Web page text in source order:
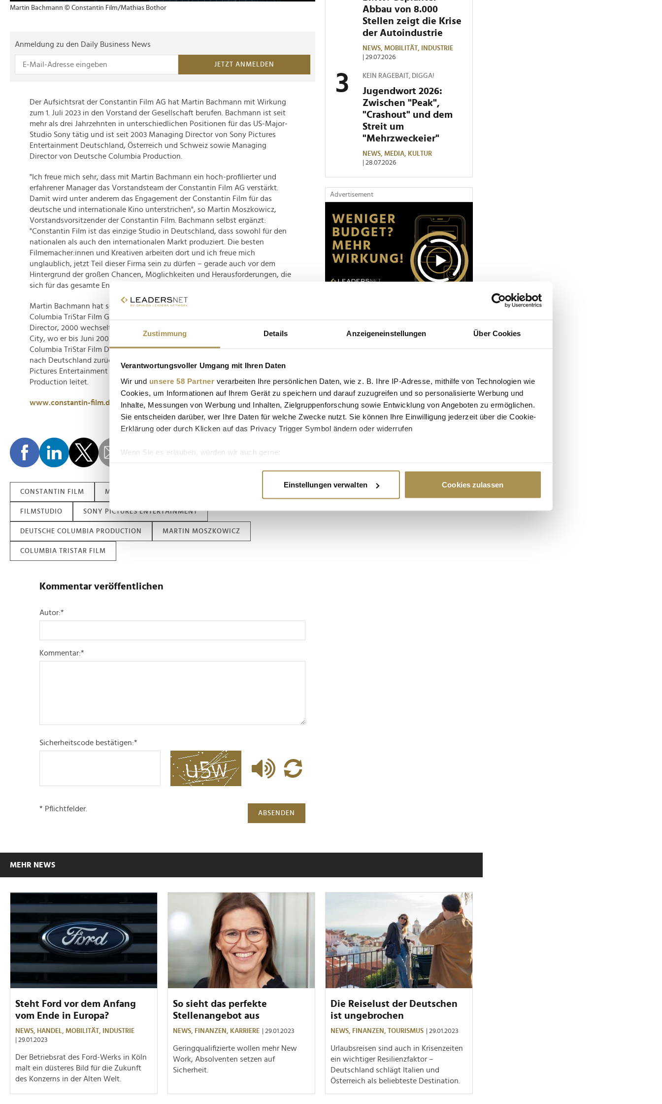
Zustimmung Details Anzeigeneinstellungen Über Cookies
Verantwortungsvoller Umgang mit Ihren Daten
Wir und unsere 58 Partner verarbeiten Ihre persönlichen Daten, wie z. B. Ihre IP-Adresse, mithilfe von Technologien wie
Cookies, um Informationen auf Ihrem Gerät zu speichern und darauf zuzugreifen und so personalisierte Werbung und
Inhalte, Messungen von Werbung und Inhalten, Zielgruppenforschung sowie Entwicklung von Angeboten zu ermöglichen.
Sie entscheiden darüber, wer Ihre Daten für welche Zwecke nutzt. Sie können Ihre Einwilligung jederzeit über die Cookie-
Erklärung oder durch Klicken auf das Privacy Trigger Symbol ändern oder widerrufen
Wenn Sie es erlauben, würden wir auch gerne:
Erfahren Sie mehr darüber, wie Ihre persönlichen Daten verarbeitet werden, und legen Sie Ihre Präferenzen im
Wir verwenden Cookies, um Inhalte und Anzeigen zu personalisieren, Funktionen für soziale Medien anbieten zu können
Einstellungen verwalten Cookies zulassen
Martin Bachmann © Constantin Film/Mathias Bothor
Anmeldung zu den Daily Business News
JETZT ANMELDEN
Der Aufsichtsrat der Constantin Film AG hat Martin Bachmann mit Wirkung
zum 1. Juli 2023 in den Vorstand der Gesellschaft berufen. Bachmann ist seit
mehr als drei Jahrzehnten in unterschiedlichen Positionen für das US-Major-
Studio Sony tätig und ist seit 2003 Managing Director von Sony Pictures
Entertainment Deutschland, Österreich und Schweiz sowie Managing
Director von Deutsche Columbia Production.
"Ich freue mich sehr, dass mit Martin Bachmann ein hoch-profilierter und
erfahrener Manager das Vorstandsteam der Constantin Film AG verstärkt.
Damit wird unter anderem das Engagement der Constantin Film für das
deutsche und internationale Kino unterstrichen", so Martin Moszkowicz,
Vorstandsvorsitzender der Constantin Film. Bachmann selbst ergänzt:
"Constantin Film ist das einzige Studio in Deutschland, dass sowohl für den
nationalen als auch den internationalen Markt produziert. Die besten
Filmemacher:innen und Kreativen arbeiten dort und ich freue mich
unglaublich, jetzt Teil dieser Firma sein zu dürfen – gerade auch vor dem
Hintergrund der großen Chancen, Möglichkeiten und Herausforderungen, die
sich für das gesamte Entertainment-Business ergeben."
Martin Bachmann hat seine berufliche Laufbahn nach dem Jurastudium bei
Columbia TriStar Film GmbH begonnen. Von 1993 bis 1999 war er Marketing
Director, 2000 wechselte er in das Hauptquartier des US-Studios in Culver
City, wo er bis Juni 2003 Senior Vice President, International Marketing, bei
Columbia TriStar Film Distributors International war. Im Anschluss kehrte er
nach Deutschland zurück, wo er seither als Managing Director die Sony
Pictures Entertainment Deutschland sowie die Deutsche Columbia
Production leitet.
www.constantin-film.de
CONSTANTIN FILM MARTIN BACHMANN
FILMSTUDIO SONY PICTURES ENTERTAINMENT
DEUTSCHE COLUMBIA PRODUCTION MARTIN MOSZKOWICZ
COLUMBIA TRISTAR FILM
Kommentar veröffentlichen
Autor:*
Kommentar:*
Sicherheitscode bestätigen:*
ABSENDEN
* Pflichtfelder.
Abbau von 8.000
Stellen zeigt die Krise
der Autoindustrie
NEWS, MOBILITÄT,
INDUSTRIE
| 29.07.2026
KEIN RAGEBAIT, DIGGA!
Jugendwort 2026:
Zwischen "Peak",
"Crashout" und dem
Streit um
"Mehrzweckeier"
NEWS, MEDIA,
KULTUR
| 28.07.2026
Advertisement
MEHR NEWS
Steht Ford vor dem Anfang
vom Ende in Europa?
NEWS, HANDEL, MOBILITÄT,
INDUSTRIE
| 29.01.2023
Der Betriebsrat des Ford-Werks in Köln
malt ein düsteres Bild für die Zukunft
des Konzerns in der Alten Welt.
So sieht das perfekte
Stellenangebot aus
NEWS, FINANZEN, KARRIERE | 29.01.2023
Geringqualifizierte wollen mehr New
Work, Absolventen setzen auf
Sicherheit.
Die Reiselust der Deutschen
ist ungebrochen
NEWS, FINANZEN, TOURISMUS | 29.01.2023
Urlaubsreisen sind auch in Krisenzeiten
ein wichtiger Resilienzfaktor –
Deutschland schlägt Italien und
Österreich als beliebteste Destination.